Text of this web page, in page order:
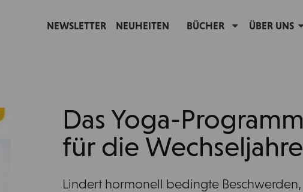
NEWSLETTER NEUHEITEN BÜCHER ÜBER UNS
Das Yoga-Programm
für die Wechseljahre
Lindert hormonell bedingte Beschwerden,